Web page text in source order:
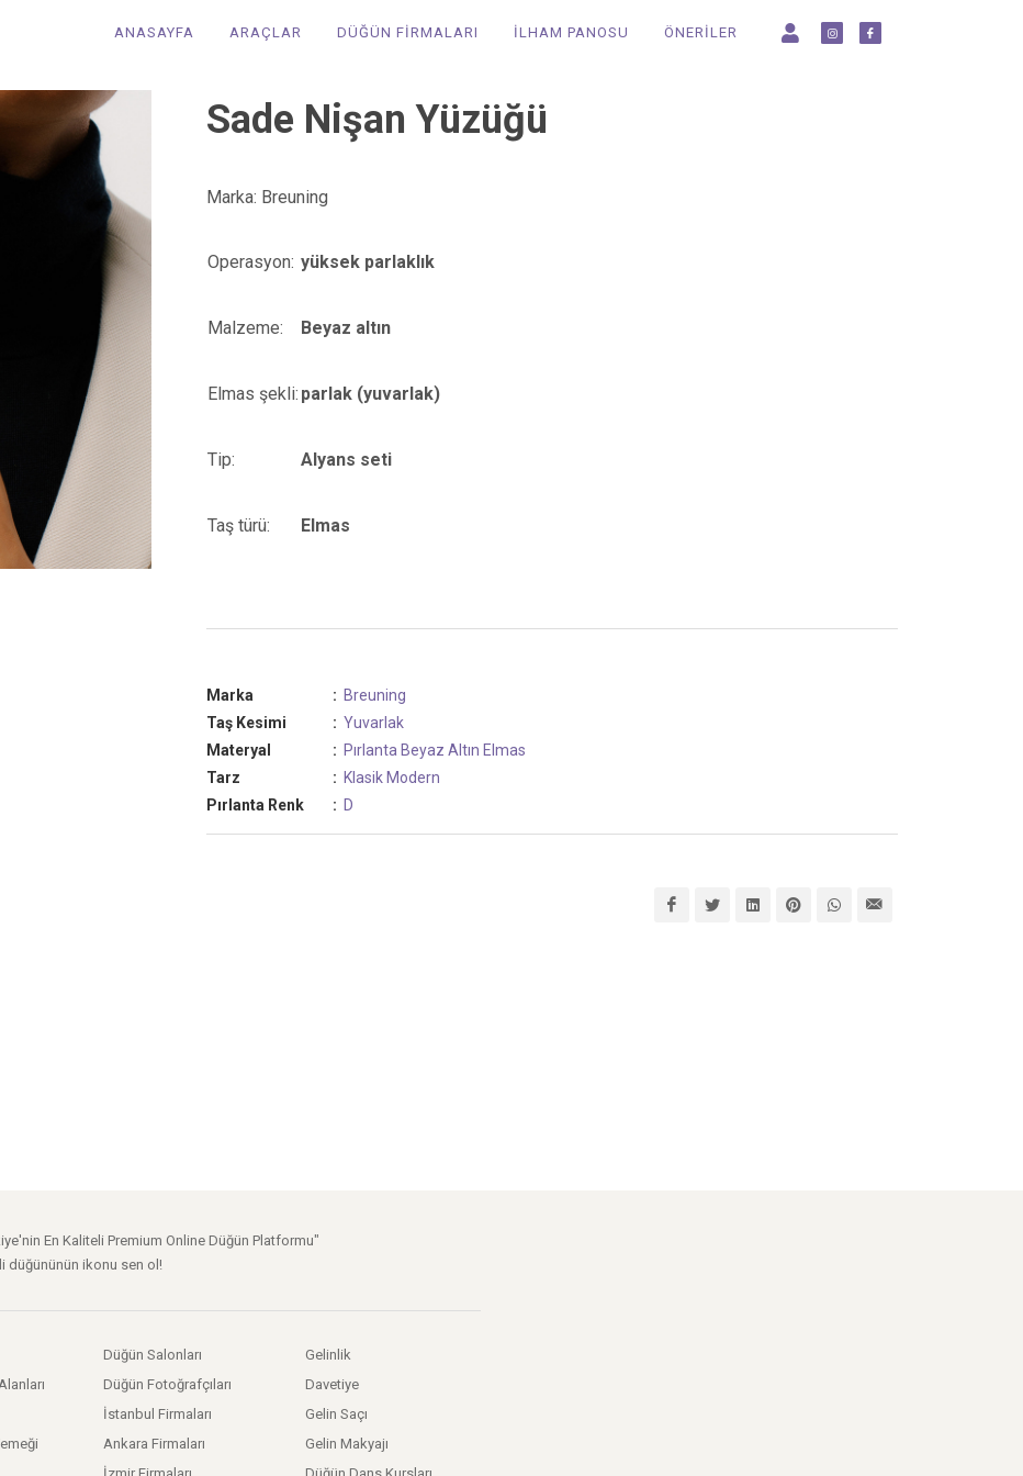
ANASAYFA ARAÇLAR DÜĞÜN FİRMALARI İLHAM PANOSU ÖNERİLER
Sade Nişan Yüzüğü
Marka: Breuning
Operasyon: yüksek parlaklık
Malzeme: Beyaz altın
Elmas şekli: parlak (yuvarlak)
Tip: Alyans seti
Taş türü: Elmas
Marka : Breuning
Taş Kesimi
: Yuvarlak
Materyal
: Pırlanta Beyaz Altın Elmas
Tarz
: Klasik Modern
Pırlanta Renk
: D
En Kaliteli Premium Online Düğün Platformu"
düğününün ikonu sen ol!
Düğün Salonları
Düğün Fotoğrafçıları
İstanbul Firmaları
Ankara Firmaları
Gelinlik
Davetiye
Gelin Saçı
Gelin Makyajı